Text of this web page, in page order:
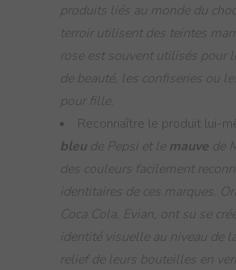
produits liés au monde du
terroir utilisent des teintes
rose est souvent utilisés pour
de beauté, les confiseries ou
pour fille.
Reconnaître le produit lui-
bleude Pepsiet le mauve de
des couleurs facilement
identitaires de ces marques.
Coca Cola, Evian, ont su se
identité visuelle au niveau de
relief de leurs bouteilles en